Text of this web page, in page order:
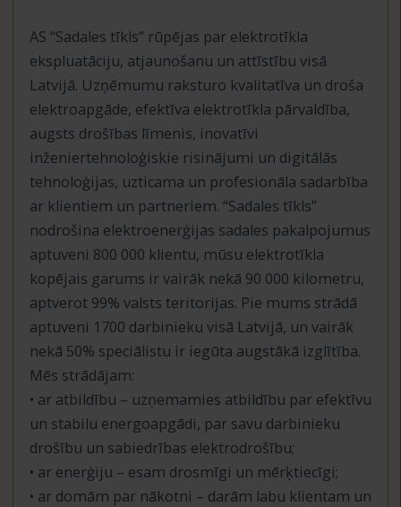
AS “Sadales tīkls” rūpējas par elektrotīkla
ekspluatāciju, atjaunošanu un attīstību visā
Latvijā. Uzņēmumu raksturo kvalitatīva un droša
elektroapgāde, efektīva elektrotīkla pārvaldība,
augsts drošības līmenis, inovatīvi
inženiertehnoloģiskie risinājumi un digitālās
tehnoloģijas, uzticama un profesionāla sadarbība
ar klientiem un partneriem. “Sadales tīkls”
nodrošina elektroenerģijas sadales pakalpojumus
aptuveni 800 000 klientu, mūsu elektrotīkla
kopējais garums ir vairāk nekā 90 000 kilometru,
aptverot 99% valsts teritorijas. Pie mums strādā
aptuveni 1700 darbinieku visā Latvijā, un vairāk
nekā 50% speciālistu ir iegūta augstākā izglītība.
Mēs strādājam:
• ar atbildību – uzņemamies atbildību par efektīvu
un stabilu energoapgādi, par savu darbinieku
drošību un sabiedrības elektrodrošību;
• ar enerģiju – esam drosmīgi un mērķtiecīgi;
• ar domām par nākotni – darām labu klientam un